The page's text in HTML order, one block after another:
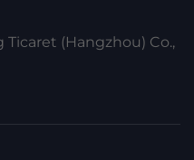
Ticaret (Hangzhou) Co.,